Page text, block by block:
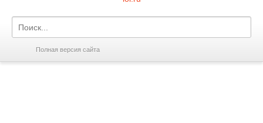
Полная версия сайта